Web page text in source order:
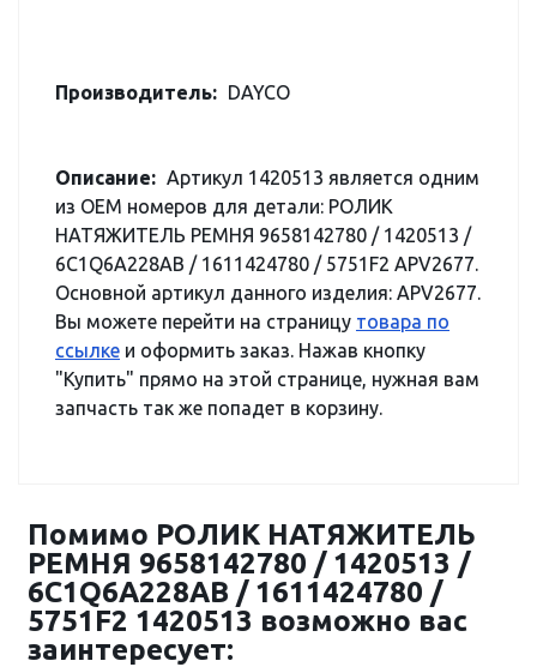
Производитель: DAYCO
Описание: Артикул 1420513 является одним
из OEM номеров для детали: РОЛИК
НАТЯЖИТЕЛЬ РЕМНЯ 9658142780 / 1420513 /
6C1Q6A228AB / 1611424780 / 5751F2 APV2677.
Основной артикул данного изделия: APV2677.
Вы можете перейти на страницу товара по
ссылке и оформить заказ. Нажав кнопку
"Купить" прямо на этой странице, нужная вам
запчасть так же попадет в корзину.
Помимо РОЛИК НАТЯЖИТЕЛЬ
РЕМНЯ 9658142780 / 1420513 /
6C1Q6A228AB / 1611424780 /
5751F2 1420513 возможно вас
заинтересует: